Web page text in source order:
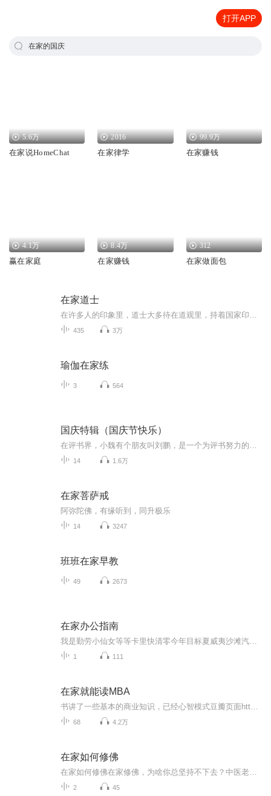
打开APP
在家的国庆
5.6万
在家说HomeChat
2016
在家律学
99.9万
在家赚钱
4.1万
赢在家庭
8.4万
在家赚钱
312
在家做面包
在家道士
435 3万
瑜伽在家练
3 564
国庆特辑（国庆节快乐）
14 1.6万
在家菩萨戒
阿弥陀佛，有缘听到，同升极乐
14 3247
班班在家早教
49 2673
在家办公指南
1 111
在家就能读MBA
68 4.2万
在家如何修佛
2 45